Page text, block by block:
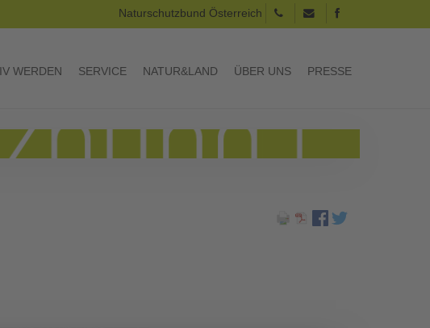
Naturschutzbund Österreich
WERDEN SERVICE NATUR&LAND ÜBER UNS PRESSE